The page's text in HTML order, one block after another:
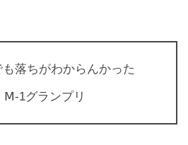
落ちがわからんかった
1グランプリ